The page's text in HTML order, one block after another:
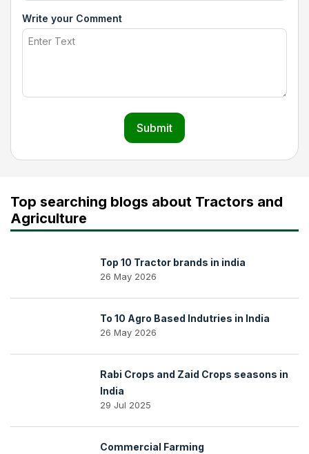
Write your Comment
Submit
Top searching blogs about Tractors and
Agriculture
Top 10 Tractor brands in india
26 May 2026
To 10 Agro Based Indutries in India
26 May 2026
Rabi Crops and Zaid Crops seasons in
India
29 Jul 2025
Commercial Farming